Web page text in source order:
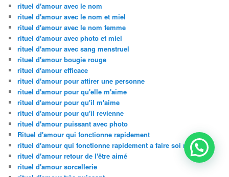
rituel d'amour avec le nom
rituel d'amour avec le nom et miel
rituel d'amour avec le nom femme
rituel d'amour avec photo et miel
rituel d'amour avec sang menstruel
rituel d'amour bougie rouge
rituel d'amour efficace
rituel d'amour pour attirer une personne
rituel d'amour pour qu'elle m'aime
rituel d'amour pour qu'il m'aime
rituel d'amour pour qu'il revienne
rituel d'amour puissant avec photo
Rituel d'amour qui fonctionne rapidement
rituel d'amour qui fonctionne rapidement a faire soi meme
rituel d'amour retour de l'être aimé
rituel d'amour sorcellerie